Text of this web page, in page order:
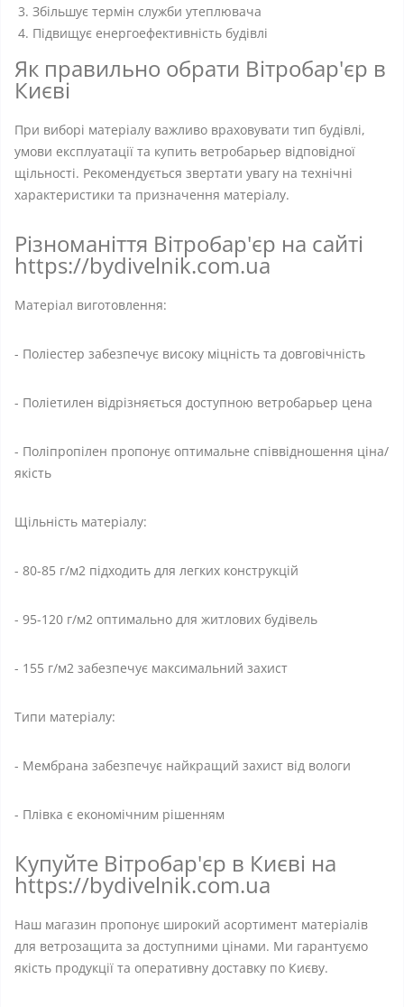
Збільшує термін служби утеплювача
Підвищує енергоефективність будівлі
Як правильно обрати Вітробар'єр в
Києві
При виборі матеріалу важливо враховувати тип будівлі,
умови експлуатації та купить ветробарьер відповідної
щільності. Рекомендується звертати увагу на технічні
характеристики та призначення матеріалу.
Різноманіття Вітробар'єр на сайті
https://bydivelnik.com.ua
Матеріал виготовлення:
- Поліестер забезпечує високу міцність та довговічність
- Поліетилен відрізняється доступною ветробарьер цена
- Поліпропілен пропонує оптимальне співвідношення ціна/
якість
Щільність матеріалу:
- 80-85 г/м2 підходить для легких конструкцій
- 95-120 г/м2 оптимально для житлових будівель
- 155 г/м2 забезпечує максимальний захист
Типи матеріалу:
- Мембрана забезпечує найкращий захист від вологи
- Плівка є економічним рішенням
Купуйте Вітробар'єр в Києві на
https://bydivelnik.com.ua
Наш магазин пропонує широкий асортимент матеріалів
для ветрозащита за доступними цінами. Ми гарантуємо
якість продукції та оперативну доставку по Києву.